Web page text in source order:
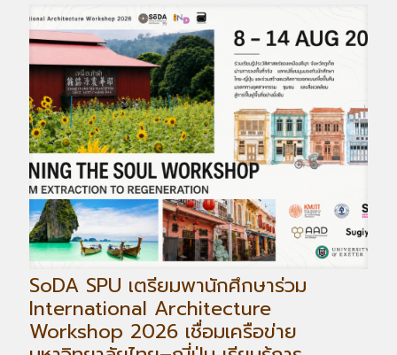
SoDA SPU เตรียมพานักศึกษาร่วม
International Architecture
Workshop 2026 เชื่อมเครือข่าย